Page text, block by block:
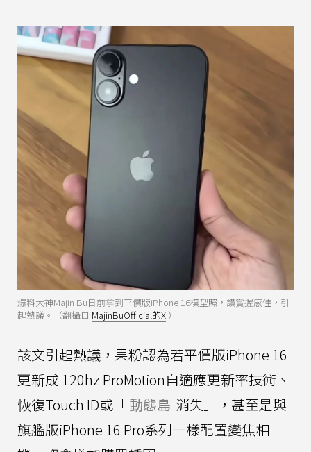
爆料大神Majin Bu日前拿到平價版iPhone 16模型照，讚賞握感佳，引
起熱議。（翻攝自 MajinBuOfficial的X ）
該文引起熱議，果粉認為若平價版iPhone 16
更新成 120hz ProMotion自適應更新率技術、
恢復Touch ID或「動態島 消失」，甚至是與
旗艦版iPhone 16 Pro系列一樣配置變焦相